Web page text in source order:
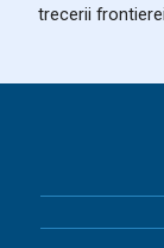
20 iulie 2026
PAAP RO
Programul
versiunea 12
trecerii